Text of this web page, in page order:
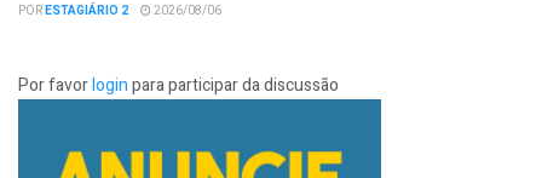
PORESTAGIÁRIO 2 2026/08/06
Por favorloginpara participar da discussão